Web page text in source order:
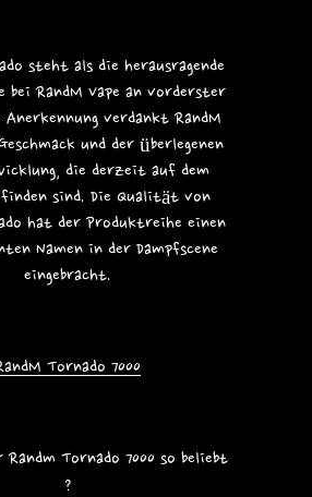
steht als die herausragende
bei RandM Vape an vorderster
Anerkennung verdankt RandM
und der überlegenen
die derzeit auf dem
sind. Die Qualität von
hat der Produktreihe einen
Namen in der Dampfscene
eingebracht.
Tornado 7000
Tornado 7000 so beliebt
?